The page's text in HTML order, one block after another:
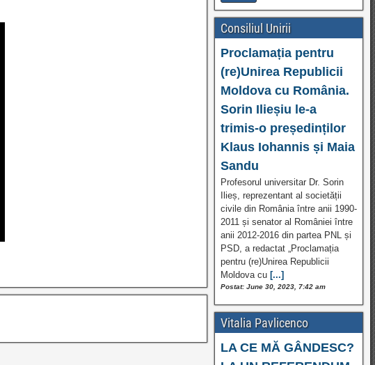
Consiliul Unirii
Proclamația pentru
(re)Unirea Republicii
Moldova cu România.
Sorin Ilieșiu le-a
trimis-o președinților
Klaus Iohannis și Maia
Sandu
Profesorul universitar Dr. Sorin
Ilieș, reprezentant al societății
civile din România între anii 1990-
2011 și senator al României între
anii 2012-2016 din partea PNL și
PSD, a redactat „Proclamația
pentru (re)Unirea Republicii
Moldova cu [...]
Postat: June 30, 2023, 7:42 am
Vitalia Pavlicenco
LA CE MĂ GÂNDESC?